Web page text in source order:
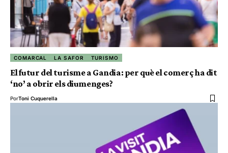
COMARCAL LA SAFOR TURISMO
El futur del turisme a Gandia: per què el comerç ha dit
‘no’ a obrir els diumenges?
PorToni Cuquerella